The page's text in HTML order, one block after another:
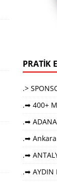
PRATİK
.>
.➡ 400+
.➡ ADANA
.➡ Ankara
.➡
.➡ AYDIN